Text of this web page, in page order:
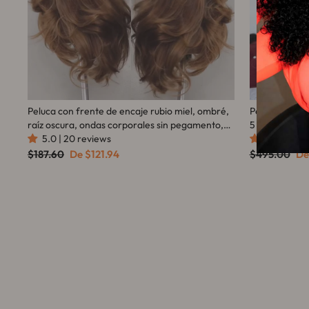
Peluca con frente de encaje rubio miel, ombré,
raíz oscura, ondas corporales sin pegamento,
100 % cabello humano, transparente, con
frente de encaje y cierre, peluca de cabello
5.0 | 20 reviews
Precio
$187.60 Precio
De $121.94
Peluca con
5 pulgadas,
ondulada,
flash
4.9 | 14
Precio
$495.00